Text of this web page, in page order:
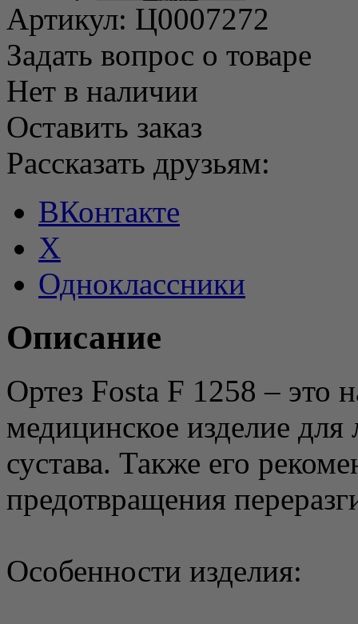
Артикул: Ц0007272
Задать вопрос о товаре
Нет в наличии
Оставить заказ
Рассказать друзьям:
ВКонтакте
X
Одноклассники
Описание
Ортез Fosta F 1258 – это
медицинское изделие
сустава. Также его
предотвращения
Особенности изделия: